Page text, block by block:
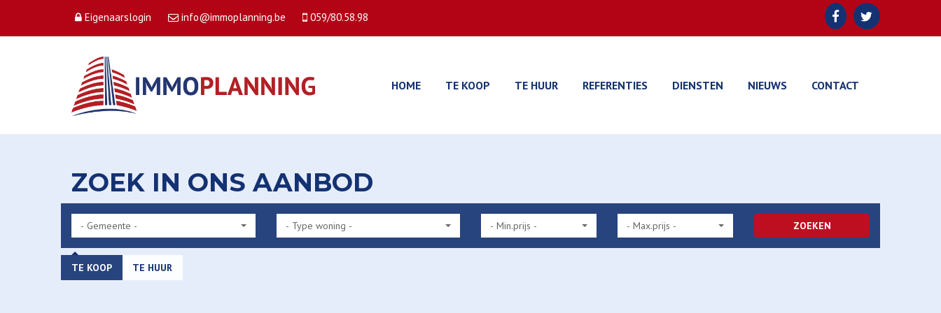
Eigenaarslogin info@immoplanning.be 059/80.58.98
HOME TE KOOP TE HUUR REFERENTIES DIENSTEN NIEUWS CONTACT
ZOEK IN ONS AANBOD
- Gemeente - - Type woning - - Min.prijs - - Max.prijs - ZOEKEN
TE KOOP TE HUUR